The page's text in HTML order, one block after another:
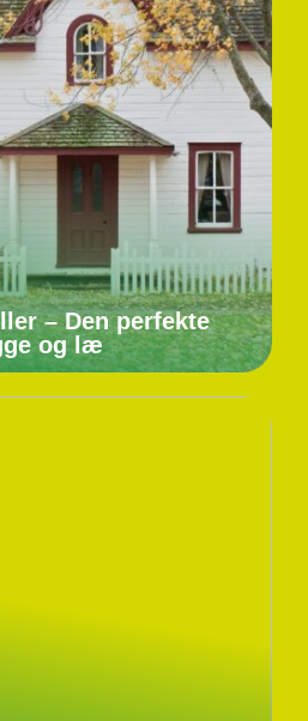
– Den perfekte
og læ